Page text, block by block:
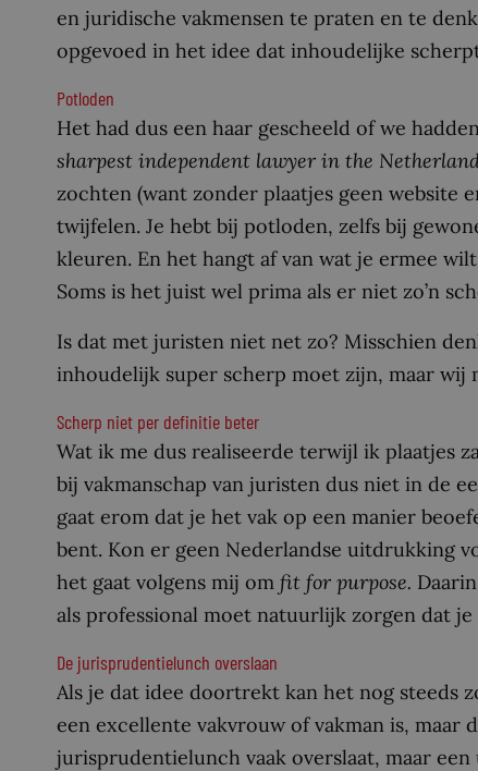
en juridische vakmensen te praten en te
opgevoed in het idee dat inhoudelijke
Potloden
Het had dus een haar gescheeld of we
sharpest independent lawyer in the
zochten (want zonder plaatjes geen website
twijfelen. Je hebt bij potloden, zelfs bij
kleuren. En het hangt af van wat je ermee
Soms is het juist wel prima als er niet zo’n
Is dat met juristen niet net zo? Misschien
inhoudelijk super scherp moet zijn, maar wij
Scherp niet per definitie beter
Wat ik me dus realiseerde terwijl ik plaatjes
bij vakmanschap van juristen dus niet in de
gaat erom dat je het vak op een manier
bent. Kon er geen Nederlandse uitdrukking
het gaat volgens mij om fit for purpose.
als professional moet natuurlijk zorgen dat
De jurisprudentielunch overslaan
Als je dat idee doortrekt kan het nog steeds
een excellente vakvrouw of vakman is, maar
jurisprudentielunch vaak overslaat, maar